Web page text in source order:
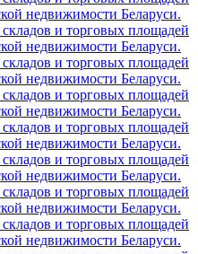
недвижимости Беларуси.
и торговых площадей
недвижимости Беларуси.
и торговых площадей
недвижимости Беларуси.
и торговых площадей
недвижимости Беларуси.
и торговых площадей
недвижимости Беларуси.
и торговых площадей
недвижимости Беларуси.
и торговых площадей
недвижимости Беларуси.
и торговых площадей
недвижимости Беларуси.